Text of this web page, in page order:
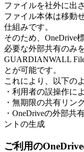
ファイルを社外に出
ファイル本体は移動
仕組みです。
そのため、OneDrive
必要な外部共有のみ
GUARDIANWALL
とが可能です。
これにより、以下の
・利用者の誤操作に
・無期限の共有リン
・OneDriveの外部共
ントの生成
ご利用の